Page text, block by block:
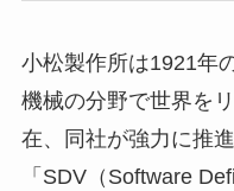
小松製作所は1921年
機械の分野で世界を
在、同社が強力に推
「SDV（Software